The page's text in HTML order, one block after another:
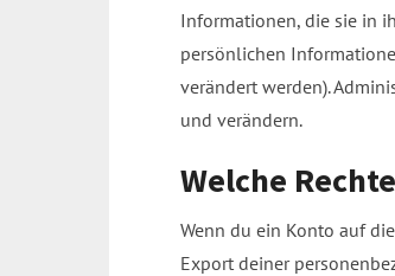
Informationen, die sie in
persönlichen
verändert werden).
und verändern.
Welche
Wenn du ein Konto auf
Export deiner